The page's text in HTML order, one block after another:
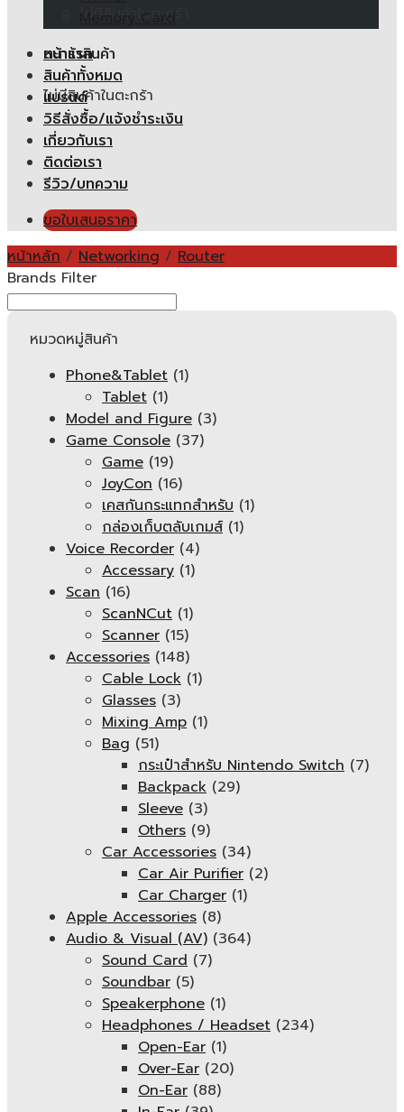
ไม่มีสินค้าในตะกร้า
ตะกร้าสินค้า
ไม่มีสินค้าในตะกร้า
Memory Card
หน้าแรก
สินค้าทั้งหมด
แบรนด์
วิธีสั่งซื้อ/แจ้งชำระเงิน
เกี่ยวกับเรา
ติดต่อเรา
รีวิว/บทความ
ขอใบเสนอราคา
หน้าหลัก / Networking / Router
Brands Filter
หมวดหมู่สินค้า
Phone&Tablet (1)
Tablet (1)
Model and Figure (3)
Game Console (37)
Game (19)
JoyCon (16)
เคสกันกระแทกสำหรับ (1)
กล่องเก็บตลับเกมส์ (1)
Voice Recorder (4)
Accessary (1)
Scan (16)
ScanNCut (1)
Scanner (15)
Accessories (148)
Cable Lock (1)
Glasses (3)
Mixing Amp (1)
Bag (51)
กระเป๋าสำหรับ Nintendo Switch (7)
Backpack (29)
Sleeve (3)
Others (9)
Car Accessories (34)
Car Air Purifier (2)
Car Charger (1)
Apple Accessories (8)
Audio & Visual (AV) (364)
Sound Card (7)
Soundbar (5)
Speakerphone (1)
Headphones / Headset (234)
Open-Ear (1)
Over-Ear (20)
On-Ear (88)